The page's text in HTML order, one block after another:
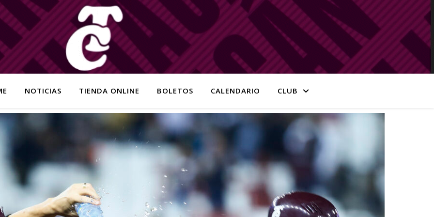
NOTICIAS TIENDA ONLINE BOLETOS CALENDARIO CLUB